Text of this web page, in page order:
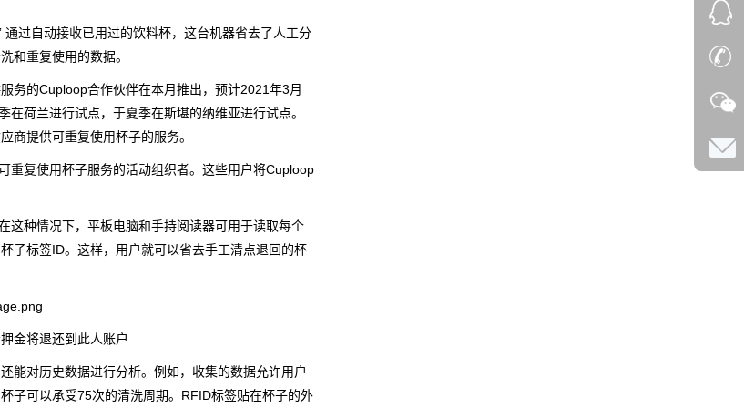
过自动接收已用过的饮料杯，这台机器省去了人工分
和重复使用的数据。
务的Cuploop合作伙伴在本月推出，预计2021年3月
荷兰进行试点，于夏季在斯堪的纳维亚进行试点。
商提供可重复使用杯子的服务。
重复使用杯子服务的活动组织者。这些用户将Cuploop
这种情况下，平板电脑和手持阅读器可用于读取每个
子标签ID。这样，用户就可以省去手工清点退回的杯
金将退还到此人账户
能对历史数据进行分析。例如，收集的数据允许用户
子可以承受75次的清洗周期。RFID标签贴在杯子的外